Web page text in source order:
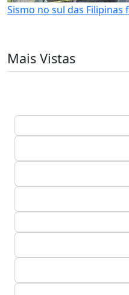
Sismo no sul das
Mais Vistas